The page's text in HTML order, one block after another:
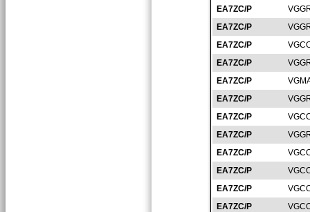
EA7ZC/P
EA7ZC/P
EA7ZC/P
EA7ZC/P
EA7ZC/P
EA7ZC/P
EA7ZC/P
EA7ZC/P
EA7ZC/P
EA7ZC/P
EA7ZC/P
EA7ZC/P